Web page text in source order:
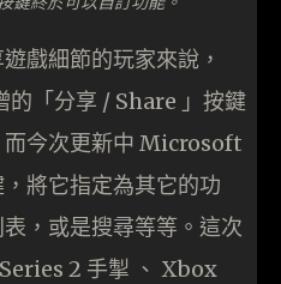
戲細節的玩家來說，
「分享 / Share 」按鍵
而今次更新中 Microsoft
將它指定為其它的功
，或是搜尋等等。這次
2 手掣 、 Xbox